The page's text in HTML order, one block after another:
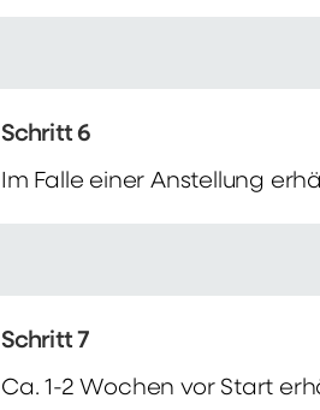
Schritt 6
Im Falle einer Anstellung
Schritt 7
Ca. 1-2 Wochen vor Start